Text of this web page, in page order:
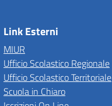
Link Esterni
MIUR
Ufficio Scolastico Regionale
Ufficio Scolastico Territoriale
Scuola in Chiaro